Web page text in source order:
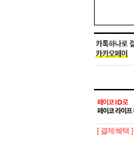
[ 결제혜택 ]